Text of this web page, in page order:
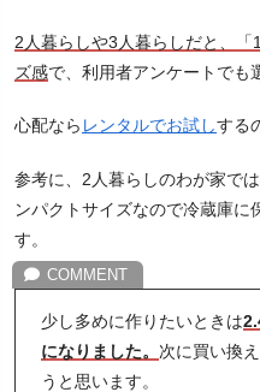
2人暮らしや3人暮らしだと、
ズ感で、利用者アンケートでも
心配なら レンタルでお試しする
参考に、2人暮らしのわが家で
ンパクトサイズなので冷蔵庫に
す。
少し多めに作りたいときは
になりました。 次に買い換
うと思います。